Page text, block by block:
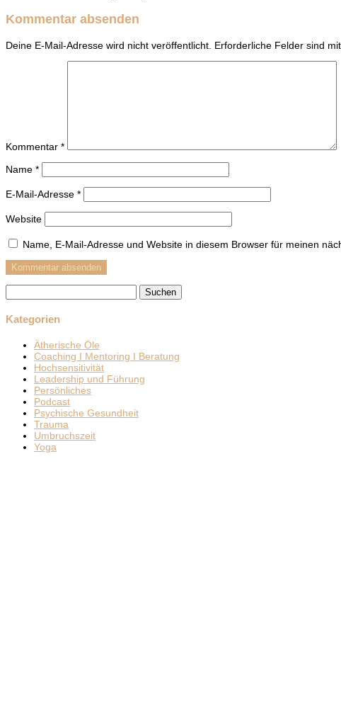
Kommentar absenden
Deine E-Mail-Adresse wird nicht veröffentlicht. Erforderliche Felder sind mit
Kommentar *
Name *
E-Mail-Adresse *
Website
Name, E-Mail-Adresse und Website in diesem Browser für meinen
Suchen
nach:
Kategorien
Ätherische Öle
Coaching I Mentoring I Beratung
Hochsensitivität
Leadership und Führung
Persönliches
Podcast
Psychische Gesundheit
Trauma
Umbruchszeit
Yoga